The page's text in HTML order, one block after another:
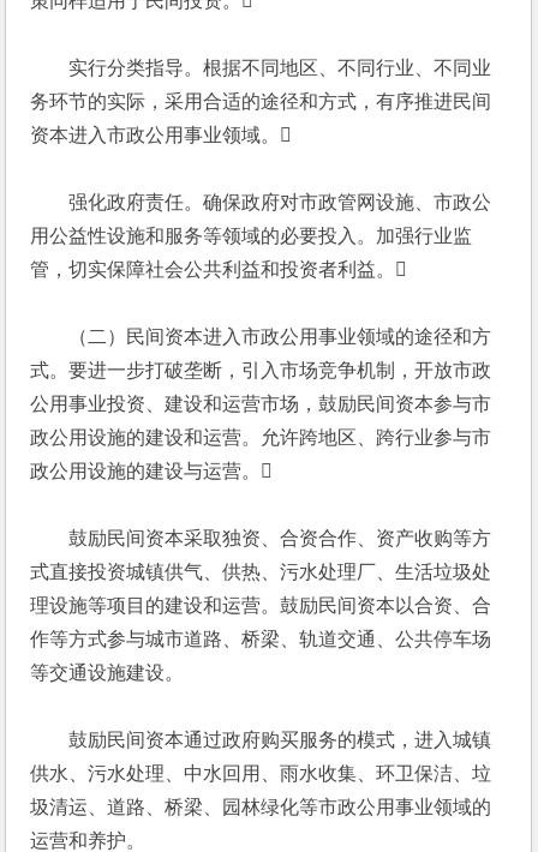
实行分类指导。根据不同地区、不同行业、不同业
务环节的实际，采用合适的途径和方式，有序推进民间
资本进入市政公用事业领域。
强化政府责任。确保政府对市政管网设施、市政公
用公益性设施和服务等领域的必要投入。加强行业监
管，切实保障社会公共利益和投资者利益。
（二）民间资本进入市政公用事业领域的途径和方
式。要进一步打破垄断，引入市场竞争机制，开放市政
公用事业投资、建设和运营市场，鼓励民间资本参与市
政公用设施的建设和运营。允许跨地区、跨行业参与市
政公用设施的建设与运营。
鼓励民间资本采取独资、合资合作、资产收购等方
式直接投资城镇供气、供热、污水处理厂、生活垃圾处
理设施等项目的建设和运营。鼓励民间资本以合资、合
作等方式参与城市道路、桥梁、轨道交通、公共停车场
等交通设施建设。
鼓励民间资本通过政府购买服务的模式，进入城镇
供水、污水处理、中水回用、雨水收集、环卫保洁、垃
圾清运、道路、桥梁、园林绿化等市政公用事业领域的
运营和养护。